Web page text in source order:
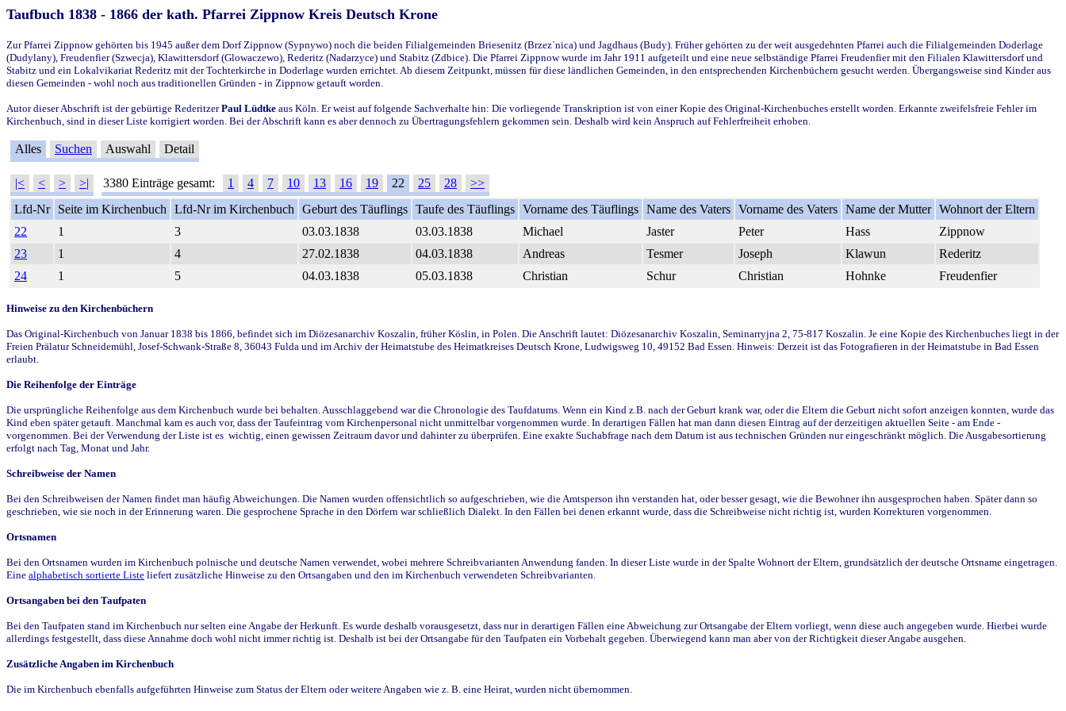
Taufbuch 1838 - 1866 der kath. Pfarrei Zippnow Kreis Deutsch Krone
Zur Pfarrei Zippnow gehörten bis 1945 außer dem Dorf Zippnow (Sypnywo) noch die beiden Filialgemeinden Briesenitz (Brzez`nica) und Jagdhaus (Budy). Früher gehörten zu der weit ausgedehnten Pfarrei auch die Filialgemeinden Doderlage
(Dudylany), Freudenfier (Szwecja), Klawittersdorf (Glowaczewo), Rederitz (Nadarzyce) und Stabitz (Zdbice). Die Pfarrei Zippnow wurde im Jahr 1911 aufgeteilt und eine neue selbständige Pfarrei Freudenfier mit den Filialen Klawittersdorf und
Stabitz und ein Lokalvikariat Rederitz mit der Tochterkirche in Doderlage wurden errichtet. Ab diesem Zeitpunkt, müssen für diese ländlichen Gemeinden, in den entsprechenden Kirchenbüchern gesucht werden. Übergangsweise sind Kinder aus
diesen Gemeinden - wohl noch aus traditionellen Gründen - in Zippnow getauft worden.
Autor dieser Abschrift ist der gebürtige RederitzerPaul Lüdtke aus Köln. Er weist auf folgende Sachverhalte hin: Die vorliegende Transkription ist von einer Kopie des Original-Kirchenbuches erstellt worden. Erkannte zweifelsfreie Fehler im
Kirchenbuch, sind in dieser Liste korrigiert worden. Bei der Abschrift kann es aber dennoch zu Übertragungsfehlern gekommen sein. Deshalb wird kein Anspruch auf Fehlerfreiheit erhoben.
Alles Suchen Auswahl Detail
|< < > >| 3380 Einträge gesamt: 1 4 7 10 13 16 19 22 25 28
>>
Lfd-Nr
Seite im Kirchenbuch Lfd-Nr im Kirchenbuch Geburt des Täuflings Taufe des Täuflings Vorname des Täuflings Name des Vaters Vorname des Vaters Name der Mutter Wohnort der Eltern
22
1 3 03.03.1838 03.03.1838 Michael Jaster Peter Hass
Zippnow
23
1 4 27.02.1838 04.03.1838 Andreas Tesmer Joseph Klawun
Rederitz
24
1 5 04.03.1838 05.03.1838 Christian Schur Christian Hohnke Freudenfier
Hinweise zu den Kirchenbüchern
Das Original-Kirchenbuch von Januar 1838 bis 1866, befindet sich im Diözesanarchiv Koszalin, früher Köslin, in Polen. Die Anschrift lautet: Diözesanarchiv Koszalin, Seminarryjna 2, 75-817 Koszalin. Je eine Kopie des Kirchenbuches liegt in der
Freien Prälatur Schneidemühl, Josef-Schwank-Straße 8, 36043 Fulda und im Archiv der Heimatstube des Heimatkreises Deutsch Krone, Ludwigsweg 10, 49152 Bad Essen. Hinweis: Derzeit ist das Fotografieren in der Heimatstube in Bad Essen
erlaubt.
Die Reihenfolge der Einträge
Die ursprüngliche Reihenfolge aus dem Kirchenbuch wurde bei behalten. Ausschlaggebend war die Chronologie des Taufdatums. Wenn ein Kind z.B. nach der Geburt krank war, oder die Eltern die Geburt nicht sofort anzeigen konnten, wurde das
Kind eben später getauft. Manchmal kam es auch vor, dass der Taufeintrag vom Kirchenpersonal nicht unmittelbar vorgenommen wurde. In derartigen Fällen hat man dann diesen Eintrag auf der derzeitigen aktuellen Seite - am Ende -
vorgenommen. Bei der Verwendung der Liste ist es wichtig, einen gewissen Zeitraum davor und dahinter zu überprüfen. Eine exakte Suchabfrage nach dem Datum ist aus technischen Gründen nur eingeschränkt möglich. Die Ausgabesortierung
erfolgt nach Tag, Monat und Jahr.
Schreibweise der Namen
Bei den Schreibweisen der Namen findet man häufig Abweichungen. Die Namen wurden offensichtlich so aufgeschrieben, wie die Amtsperson ihn verstanden hat, oder besser gesagt, wie die Bewohner ihn ausgesprochen haben. Später dann so
geschrieben, wie sie noch in der Erinnerung waren. Die gesprochene Sprache in den Dörfern war schließlich Dialekt. In den Fällen bei denen erkannt wurde, dass die Schreibweise nicht richtig ist, wurden Korrekturen vorgenommen.
Ortsnamen
Bei den Ortsnamen wurden im Kirchenbuch polnische und deutsche Namen verwendet, wobei mehrere Schreibvarianten Anwendung fanden. In dieser Liste wurde in der Spalte Wohnort der Eltern, grundsätzlich der deutsche Ortsname eingetragen.
Eine alphabetisch sortierte Liste liefert zusätzliche Hinweise zu den Ortsangaben und den im Kirchenbuch verwendeten Schreibvarianten.
Ortsangaben bei den Taufpaten
Bei den Taufpaten stand im Kirchenbuch nur selten eine Angabe der Herkunft. Es wurde deshalb vorausgesetzt, dass nur in derartigen Fällen eine Abweichung zur Ortsangabe der Eltern vorliegt, wenn diese auch angegeben wurde. Hierbei wurde
allerdings festgestellt, dass diese Annahme doch wohl nicht immer richtig ist. Deshalb ist bei der Ortsangabe für den Taufpaten ein Vorbehalt gegeben. Überwiegend kann man aber von der Richtigkeit dieser Angabe ausgehen.
Zusätzliche Angaben im Kirchenbuch
Die im Kirchenbuch ebenfalls aufgeführten Hinweise zum Status der Eltern oder weitere Angaben wie z. B. eine Heirat, wurden nicht übernommen.